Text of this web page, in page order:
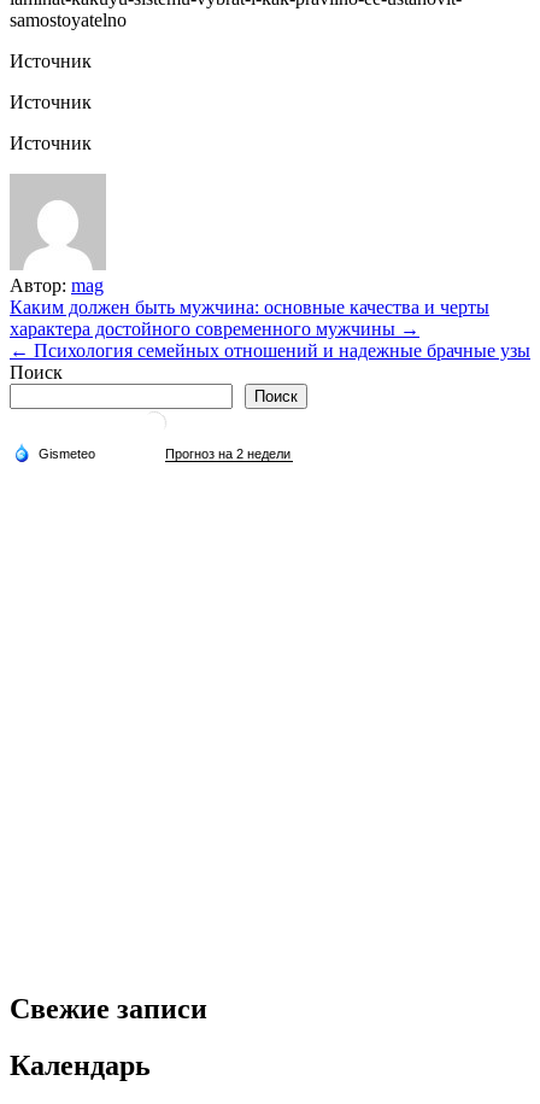
samostoyatelno
Источник
Источник
Источник
Автор: mag
Навигация
по
записям
Каким должен быть мужчина: основные качества и черты
характера достойного современного мужчины →
← Психология семейных отношений и надежные брачные узы
Поиск
Поиск
Свежие записи
Календарь